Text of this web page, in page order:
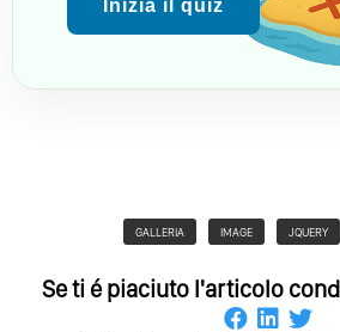
Inizia il quiz
GALLERIA IMAGE JQUERY
Se ti é piaciuto l'articolo